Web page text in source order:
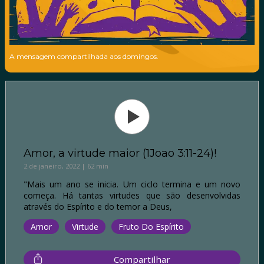
A mensagem compartilhada aos domingos.
Amor, a virtude maior (1Joao 3:11-24)!
2 de janeiro, 2022 | 62 min
"Mais um ano se inicia. Um ciclo termina e um novo
começa. Há tantas virtudes que são desenvolvidas
através do Espírito e do temor a Deus,
Amor
Virtude Fruto Do Espírito
Compartilhar